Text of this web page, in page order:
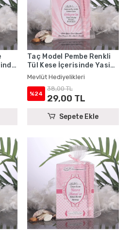
-
Taç Model Pembe Renkli
Tül Kese İçerisinde Yasin
Kitabı ve Tesbih - Mevlüt
Hediyelikleri
Mevlüt Hediyelikleri
%24
38,00 TL
29,00 TL
Sepete Ekle